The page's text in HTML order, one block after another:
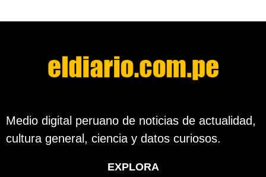
Medio digital peruano de noticias de actualidad,
cultura general, ciencia y datos curiosos.
EXPLORA